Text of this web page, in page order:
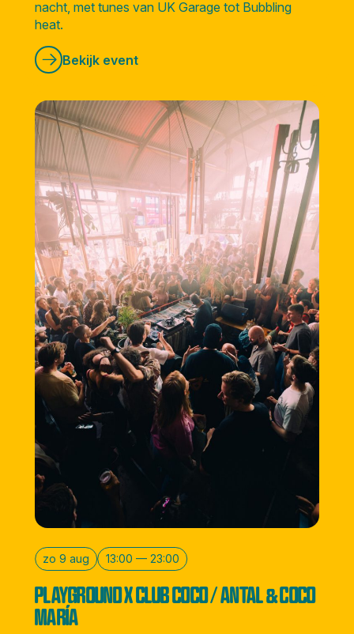
nacht, met tunes van UK Garage tot Bubbling
heat.
Bekijk event
zo 9 aug 13:00 — 23:00
PLAYGROUND X CLUB COCO / ANTAL & COCO
MARÍA